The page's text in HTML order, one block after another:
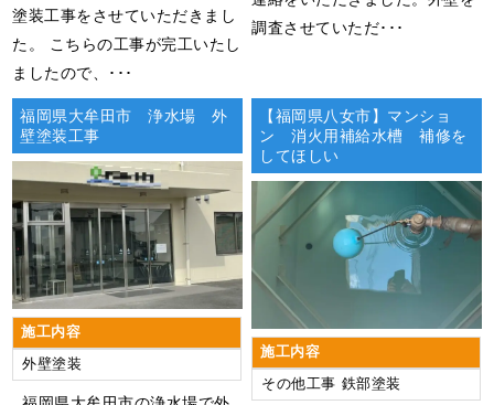
塗装工事をさせていただきまし
た。 こちらの工事が完工いたし
ましたので、･･･
調査させていただ･･･
福岡県大牟田市 浄水場 外
壁塗装工事
施工内容
外壁塗装
【福岡県八女市】マンショ
ン 消火用補給水槽 補修を
してほしい
施工内容
その他工事 鉄部塗装